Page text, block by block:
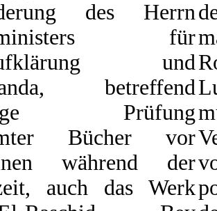
des Herrn
für
und
betreffend
Prüfung
Bücher vor
während der
auch das Werk